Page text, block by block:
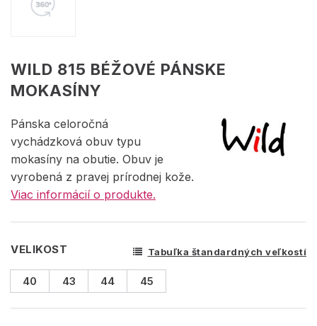
WILD 815 BÉŽOVÉ PÁNSKE
MOKASÍNY
Pánska celoročná
vychádzková obuv typu
mokasíny na obutie. Obuv je
vyrobená z pravej prírodnej kože.
Viac informácií o produkte.
VELIKOST Tabuľka štandardných veľkostí
40 43 44 45